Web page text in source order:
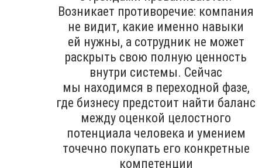
Возникает противоречие: компания
не видит, какие именно навыки
ей нужны, а сотрудник не может
раскрыть свою полную ценность
внутри системы. Сейчас
мы находимся в переходной фазе,
где бизнесу предстоит найти баланс
между оценкой целостного
потенциала человека и умением
точечно покупать его конкретные
компетенции